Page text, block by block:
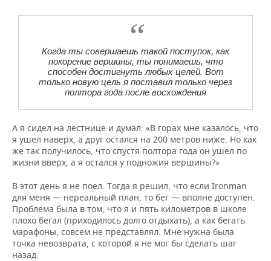
Когда ты совершаешь такой поступок, как
покорение вершины, ты понимаешь, что
способен достигнуть любых целей. Вот
только новую цель я поставил только через
полтора года после восхождения
А я сидел на лестнице и думал: «В горах мне казалось, что
я ушел наверх, а друг остался на 200 метров ниже. Но как
же так получилось, что спустя полтора года он ушел по
жизни вверх, а я остался у подножия вершины?»
В этот день я не поел. Тогда я решил, что если Ironman
для меня — нереальный план, то бег — вполне доступен.
Проблема была в том, что я и пять километров в школе
плохо бегал (приходилось долго отдыхать), а как бегать
марафоны, совсем не представлял. Мне нужна была
точка невозврата, с которой я не мог бы сделать шаг
назад.